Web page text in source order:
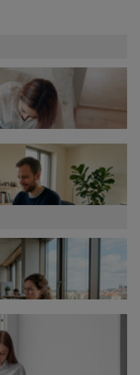
dovolené
pojišťovny – jak na ně